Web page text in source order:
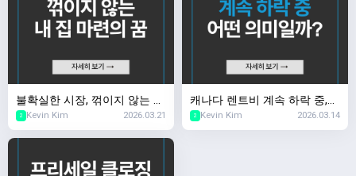
불확실한 시장, 꺾이지 않는 내
집 마련의 꿈
2 Kevin Kim 2026.03.21
캐나다 렌트비 계속 하락 중,
어떤 의미일까?
2 Kevin Kim 2026.03.14